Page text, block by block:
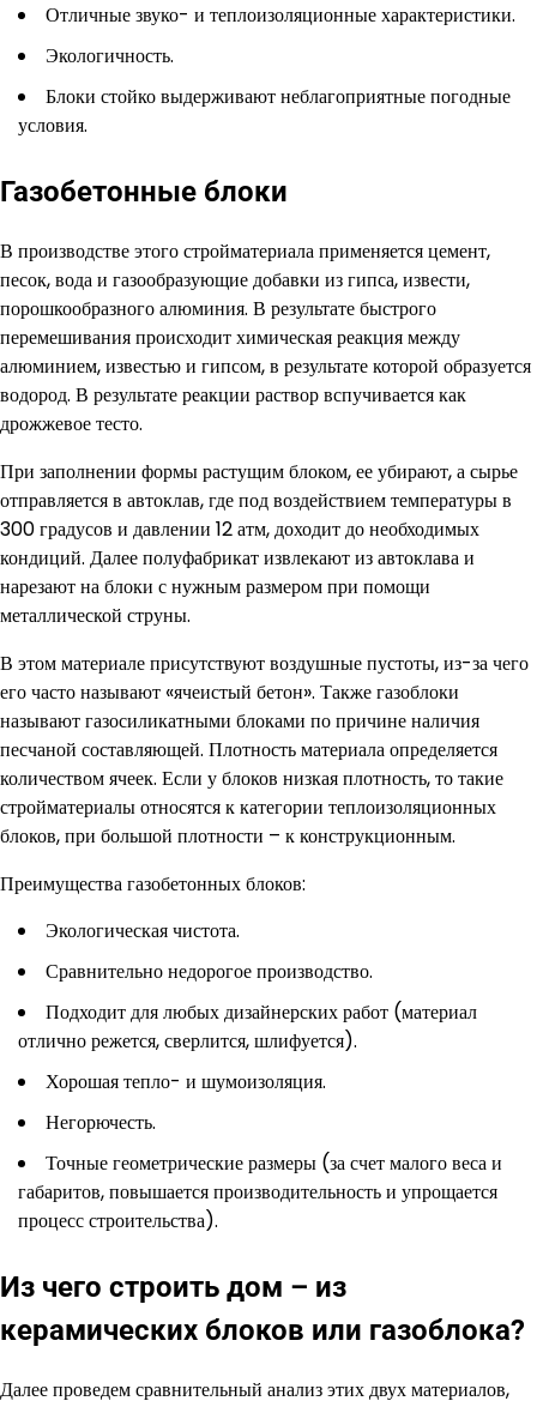
Отличные звуко- и теплоизоляционные характеристики.
Экологичность.
Блоки стойко выдерживают неблагоприятные погодные
условия.
Газобетонные блоки
В производстве этого стройматериала применяется цемент,
песок, вода и газообразующие добавки из гипса, извести,
порошкообразного алюминия. В результате быстрого
перемешивания происходит химическая реакция между
алюминием, известью и гипсом, в результате которой образуется
водород. В результате реакции раствор вспучивается как
дрожжевое тесто.
При заполнении формы растущим блоком, ее убирают, а сырье
отправляется в автоклав, где под воздействием температуры в
300 градусов и давлении 12 атм, доходит до необходимых
кондиций. Далее полуфабрикат извлекают из автоклава и
нарезают на блоки с нужным размером при помощи
металлической струны.
В этом материале присутствуют воздушные пустоты, из-за чего
его часто называют «ячеистый бетон». Также газоблоки
называют газосиликатными блоками по причине наличия
песчаной составляющей. Плотность материала определяется
количеством ячеек. Если у блоков низкая плотность, то такие
стройматериалы относятся к категории теплоизоляционных
блоков, при большой плотности – к конструкционным.
Преимущества газобетонных блоков:
Экологическая чистота.
Сравнительно недорогое производство.
Подходит для любых дизайнерских работ (материал
отлично режется, сверлится, шлифуется).
Хорошая тепло- и шумоизоляция.
Негорючесть.
Точные геометрические размеры (за счет малого веса и
габаритов, повышается производительность и упрощается
процесс строительства).
Из чего строить дом – из
керамических блоков или газоблока?
Далее проведем сравнительный анализ этих двух материалов,